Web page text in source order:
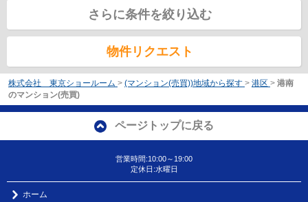
さらに条件を絞り込む
物件リクエスト
株式会社 東京ショールーム > (マンション(売買))地域から探す > 港区 > 港南
のマンション(売買)
ページトップに戻る
営業時間:10:00～19:00
定休日:水曜日
ホーム